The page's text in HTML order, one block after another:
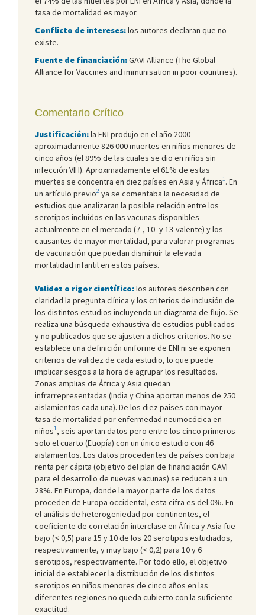
tasa de mortalidad es mayor.
Conflicto de intereses:los autores declaran que no
existe.
Fuente de financiación:GAVI Alliance (The Global
Alliance for Vaccines and immunisation in poor countries).
Comentario Crítico
Justificación:la ENI produjo en el año 2000
aproximadamente 826 000 muertes en niños menores de
cinco años (el 89% de las cuales se dio en niños sin
infección VIH). Aproximadamente el 61% de estas
muertes se concentra en diez países en Asia y África1. En
un artículo previo2 ya se comentaba la necesidad de
estudios que analizaran la posible relación entre los
serotipos incluidos en las vacunas disponibles
actualmente en el mercado (7-, 10- y 13-valente) y los
causantes de mayor mortalidad, para valorar programas
de vacunación que puedan disminuir la elevada
mortalidad infantil en estos países.
Validez o rigor científico:los autores describen con
claridad la pregunta clínica y los criterios de inclusión de
los distintos estudios incluyendo un diagrama de flujo. Se
realiza una búsqueda exhaustiva de estudios publicados
y no publicados que se ajusten a dichos criterios. No se
establece una definición uniforme de ENI ni se exponen
criterios de validez de cada estudio, lo que puede
implicar sesgos a la hora de agrupar los resultados.
Zonas amplias de África y Asia quedan
infrarrepresentadas (India y China aportan menos de 250
aislamientos cada una). De los diez países con mayor
tasa de mortalidad por enfermedad neumocócica en
niños1, seis aportan datos pero entre los cinco primeros
solo el cuarto (Etiopía) con un único estudio con 46
aislamientos. Los datos procedentes de países con baja
renta per cápita (objetivo del plan de financiación GAVI
para el desarrollo de nuevas vacunas) se reducen a un
28%. En Europa, donde la mayor parte de los datos
proceden de Europa occidental, esta cifra es del 0%. En
el análisis de heterogeniedad por continentes, el
coeficiente de correlación interclase en África y Asia fue
bajo (< 0,5) para 15 y 10 de los 20 serotipos estudiados,
respectivamente, y muy bajo (< 0,2) para 10 y 6
serotipos, respectivamente. Por todo ello, el objetivo
inicial de establecer la distribución de los distintos
serotipos en niños menores de cinco años en las
diferentes regiones no queda cubierto con la suficiente
exactitud.